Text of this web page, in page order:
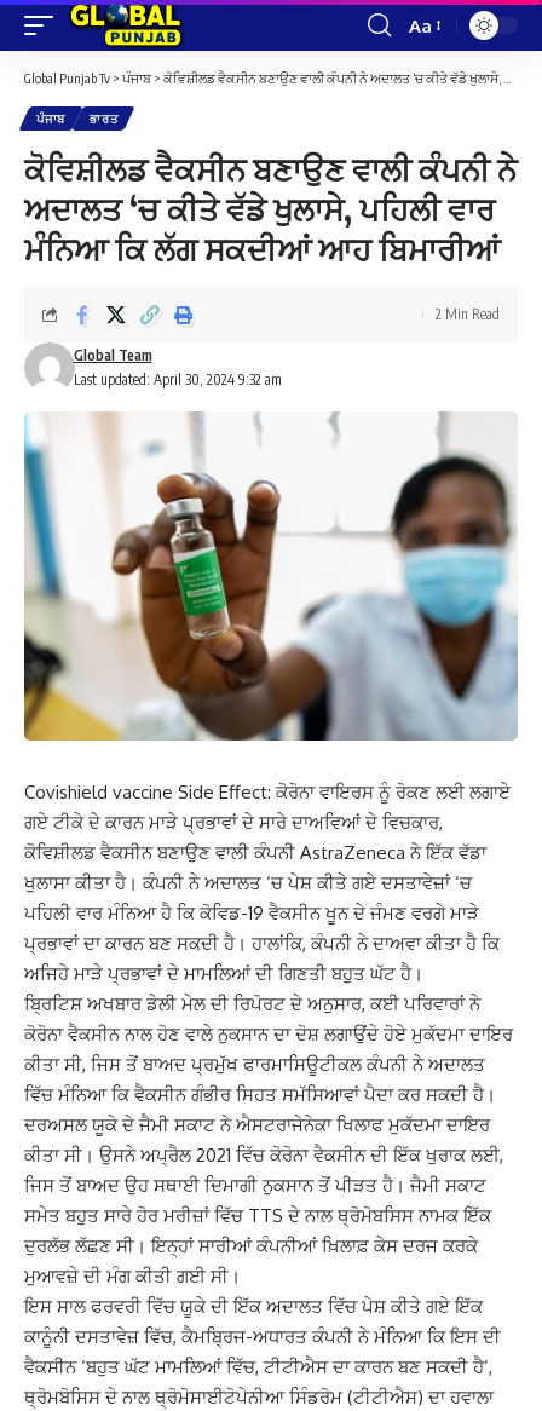
Font
Resizer
Aa
Global Punjab Tv > ਪੰਜਾਬ > ਕੋਵਿਸ਼ੀਲਡ ਵੈਕਸੀਨ ਬਣਾਉਣ ਵਾਲੀ ਕੰਪਨੀ ਨੇ ਅਦਾਲਤ ‘ਚ ਕੀਤੇ ਵੱਡੇ ਖੁਲਾਸੇ, ਪਹਿਲੀ ਵਾਰ ਮੰਨਿਆ ਕਿ ਲੱਗ ਸਕਦੀਆਂ ਆਹ ਬਿਮਾਰੀਆਂ
ਪੰਜਾਬ ਭਾਰਤ
ਕੋਵਿਸ਼ੀਲਡ ਵੈਕਸੀਨ ਬਣਾਉਣ ਵਾਲੀ ਕੰਪਨੀ ਨੇ
ਅਦਾਲਤ ‘ਚ ਕੀਤੇ ਵੱਡੇ ਖੁਲਾਸੇ, ਪਹਿਲੀ ਵਾਰ
ਮੰਨਿਆ ਕਿ ਲੱਗ ਸਕਦੀਆਂ ਆਹ ਬਿਮਾਰੀਆਂ
Last updated: April 30, 2024 9:32 am
Global Team
2 Min Read
Covishield vaccine Side Effect: ਕੋਰੋਨਾ ਵਾਇਰਸ ਨੂੰ ਰੋਕਣ ਲਈ ਲਗਾਏ
ਗਏ ਟੀਕੇ ਦੇ ਕਾਰਨ ਮਾੜੇ ਪ੍ਰਭਾਵਾਂ ਦੇ ਸਾਰੇ ਦਾਅਵਿਆਂ ਦੇ ਵਿਚਕਾਰ,
ਕੋਵਿਸ਼ੀਲਡ ਵੈਕਸੀਨ ਬਣਾਉਣ ਵਾਲੀ ਕੰਪਨੀ AstraZeneca ਨੇ ਇੱਕ ਵੱਡਾ
ਖੁਲਾਸਾ ਕੀਤਾ ਹੈ। ਕੰਪਨੀ ਨੇ ਅਦਾਲਤ ‘ਚ ਪੇਸ਼ ਕੀਤੇ ਗਏ ਦਸਤਾਵੇਜ਼ਾਂ ‘ਚ
ਪਹਿਲੀ ਵਾਰ ਮੰਨਿਆ ਹੈ ਕਿ ਕੋਵਿਡ-19 ਵੈਕਸੀਨ ਖੂਨ ਦੇ ਜੰਮਣ ਵਰਗੇ ਮਾੜੇ
ਪ੍ਰਭਾਵਾਂ ਦਾ ਕਾਰਨ ਬਣ ਸਕਦੀ ਹੈ। ਹਾਲਾਂਕਿ, ਕੰਪਨੀ ਨੇ ਦਾਅਵਾ ਕੀਤਾ ਹੈ ਕਿ
ਅਜਿਹੇ ਮਾੜੇ ਪ੍ਰਭਾਵਾਂ ਦੇ ਮਾਮਲਿਆਂ ਦੀ ਗਿਣਤੀ ਬਹੁਤ ਘੱਟ ਹੈ।
ਬ੍ਰਿਟਿਸ਼ ਅਖਬਾਰ ਡੇਲੀ ਮੇਲ ਦੀ ਰਿਪੋਰਟ ਦੇ ਅਨੁਸਾਰ, ਕਈ ਪਰਿਵਾਰਾਂ ਨੇ
ਕੋਰੋਨਾ ਵੈਕਸੀਨ ਨਾਲ ਹੋਣ ਵਾਲੇ ਨੁਕਸਾਨ ਦਾ ਦੋਸ਼ ਲਗਾਉਂਦੇ ਹੋਏ ਮੁਕੱਦਮਾ ਦਾਇਰ
ਕੀਤਾ ਸੀ, ਜਿਸ ਤੋਂ ਬਾਅਦ ਪ੍ਰਮੁੱਖ ਫਾਰਮਾਸਿਊਟੀਕਲ ਕੰਪਨੀ ਨੇ ਅਦਾਲਤ
ਵਿੱਚ ਮੰਨਿਆ ਕਿ ਵੈਕਸੀਨ ਗੰਭੀਰ ਸਿਹਤ ਸਮੱਸਿਆਵਾਂ ਪੈਦਾ ਕਰ ਸਕਦੀ ਹੈ।
ਦਰਅਸਲ ਯੂਕੇ ਦੇ ਜੈਮੀ ਸਕਾਟ ਨੇ ਐਸਟਰਾਜੇਨੇਕਾ ਖਿਲਾਫ ਮੁਕੱਦਮਾ ਦਾਇਰ
ਕੀਤਾ ਸੀ। ਉਸਨੇ ਅਪ੍ਰੈਲ 2021 ਵਿੱਚ ਕੋਰੋਨਾ ਵੈਕਸੀਨ ਦੀ ਇੱਕ ਖੁਰਾਕ ਲਈ,
ਜਿਸ ਤੋਂ ਬਾਅਦ ਉਹ ਸਥਾਈ ਦਿਮਾਗੀ ਨੁਕਸਾਨ ਤੋਂ ਪੀੜਤ ਹੈ। ਜੈਮੀ ਸਕਾਟ
ਸਮੇਤ ਬਹੁਤ ਸਾਰੇ ਹੋਰ ਮਰੀਜ਼ਾਂ ਵਿੱਚ TTS ਦੇ ਨਾਲ ਥ੍ਰੋਮੋਬਸਿਸ ਨਾਮਕ ਇੱਕ
ਦੁਰਲੱਭ ਲੱਛਣ ਸੀ। ਇਨ੍ਹਾਂ ਸਾਰੀਆਂ ਕੰਪਨੀਆਂ ਖ਼ਿਲਾਫ਼ ਕੇਸ ਦਰਜ ਕਰਕੇ
ਮੁਆਵਜ਼ੇ ਦੀ ਮੰਗ ਕੀਤੀ ਗਈ ਸੀ।
ਇਸ ਸਾਲ ਫਰਵਰੀ ਵਿੱਚ ਯੂਕੇ ਦੀ ਇੱਕ ਅਦਾਲਤ ਵਿੱਚ ਪੇਸ਼ ਕੀਤੇ ਗਏ ਇੱਕ
ਕਾਨੂੰਨੀ ਦਸਤਾਵੇਜ਼ ਵਿੱਚ, ਕੈਮਬ੍ਰਿਜ-ਅਧਾਰਤ ਕੰਪਨੀ ਨੇ ਮੰਨਿਆ ਕਿ ਇਸ ਦੀ
ਵੈਕਸੀਨ ‘ਬਹੁਤ ਘੱਟ ਮਾਮਲਿਆਂ ਵਿੱਚ, ਟੀਟੀਐਸ ਦਾ ਕਾਰਨ ਬਣ ਸਕਦੀ ਹੈ’,
ਥ੍ਰੋਮਬੋਸਿਸ ਦੇ ਨਾਲ ਥ੍ਰੋਮੋਸਾਈਟੋਪੇਨੀਆ ਸਿੰਡਰੋਮ (ਟੀਟੀਐਸ) ਦਾ ਹਵਾਲਾ